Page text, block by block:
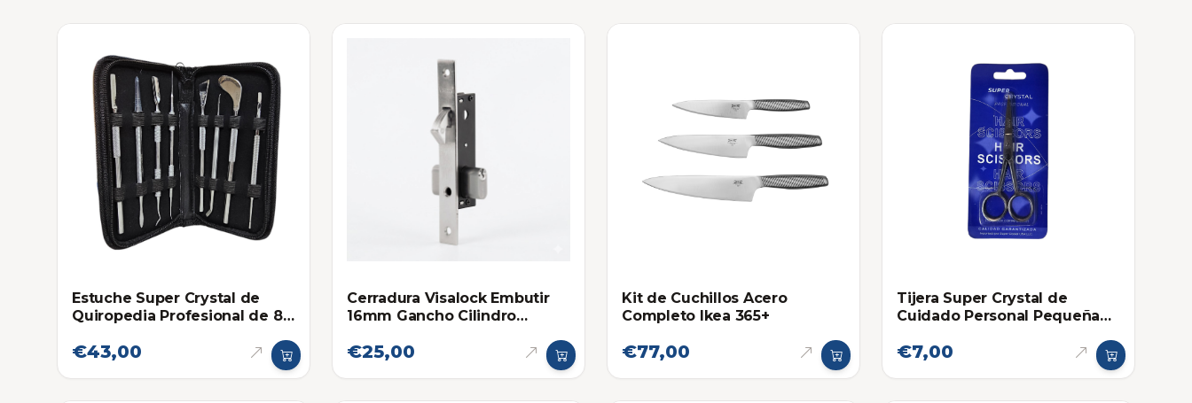
Estuche Super Crystal de
Quiropedia Profesional de 8
€43,00
Cerradura Visalock Embutir
16mm Gancho Cilindro
€25,00
Kit de Cuchillos Acero
Completo Ikea 365+
€77,00
Tijera Super Crystal de
Cuidado Personal Pequeña
€7,00